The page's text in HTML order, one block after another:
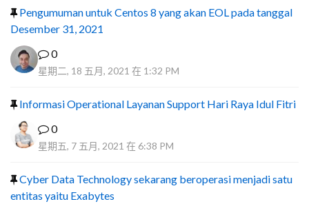
Pengumuman untuk Centos 8 yang akan EOL pada tanggal
Desember 31, 2021
0
星期二, 18 五月, 2021 在 1:32 PM
Informasi Operational Layanan Support Hari Raya Idul Fitri
0
星期五, 7 五月, 2021 在 6:38 PM
Cyber Data Technology sekarang beroperasi menjadi satu
entitas yaitu Exabytes